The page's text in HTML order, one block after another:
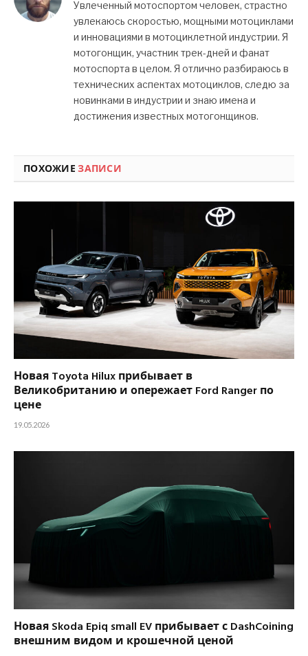
Увлеченный мотоспортом человек, страстно
увлекаюсь скоростью, мощными мотоциклами
и инновациями в мотоциклетной индустрии. Я
мотогонщик, участник трек-дней и фанат
мотоспорта в целом. Я отлично разбираюсь в
технических аспектах мотоциклов, следю за
новинками в индустрии и знаю имена и
достижения известных мотогонщиков.
ПОХОЖИЕЗАПИСИ
Новая Toyota Hilux прибывает в
Великобританию и опережает Ford Ranger по
цене
19.05.2026
Новая Skoda Epiq small EV прибывает с DashCoining
внешним видом и крошечной ценой